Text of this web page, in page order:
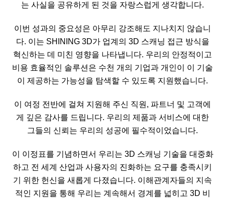
는 사실을 공유하게 된 것을 자랑스럽게 생각합니다.
이번 성과의 중요성은 아무리 강조해도 지나치지 않습니
다. 이는 SHINING 3D가 업계의 3D 스캐닝 접근 방식을
혁신하는 데 미친 영향을 나타냅니다. 우리의 안정적이고
비용 효율적인 솔루션은 수천 개의 기업과 개인이 이 기술
이 제공하는 가능성을 탐색할 수 있도록 지원했습니다.
이 여정 전반에 걸쳐 지원해 주신 직원, 파트너 및 고객에
게 깊은 감사를 드립니다. 우리의 제품과 서비스에 대한
그들의 신뢰는 우리의 성공에 필수적이었습니다.
이 이정표를 기념하면서 우리는 3D 스캐닝 기술을 대중화
하고 전 세계 산업과 사용자의 진화하는 요구를 충족시키
기 위한 헌신을 새롭게 다졌습니다. 이해관계자들의 지속
적인 지원을 통해 우리는 계속해서 경계를 넓히고 3D 비